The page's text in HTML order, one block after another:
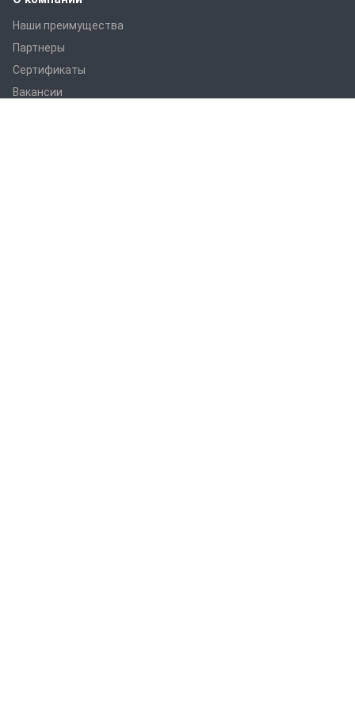
Наши преимущества
Партнеры
Сертификаты
Вакансии